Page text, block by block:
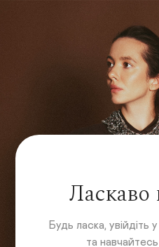
Будь ласка, увійдіть
та